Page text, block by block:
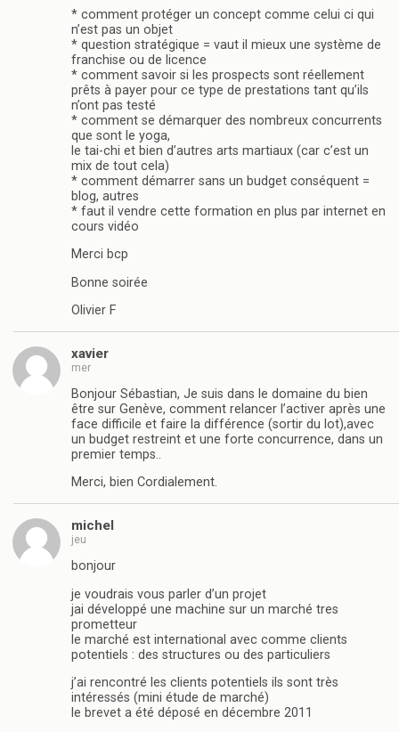
* comment protéger un concept comme celui ci qui
n’est pas un objet
* question stratégique = vaut il mieux une système de
franchise ou de licence
* comment savoir si les prospects sont réellement
prêts à payer pour ce type de prestations tant qu’ils
n’ont pas testé
* comment se démarquer des nombreux concurrents
que sont le yoga,
le tai-chi et bien d’autres arts martiaux (car c’est un
mix de tout cela)
* comment démarrer sans un budget conséquent =
blog, autres
* faut il vendre cette formation en plus par internet en
cours vidéo
Merci bcp
Bonne soirée
Olivier F
xavier
mer
Bonjour Sébastian, Je suis dans le domaine du bien
être sur Genève, comment relancer l’activer après une
face difficile et faire la différence (sortir du lot),avec
un budget restreint et une forte concurrence, dans un
premier temps..
Merci, bien Cordialement.
michel
jeu
bonjour
je voudrais vous parler d’un projet
jai développé une machine sur un marché tres
prometteur
le marché est international avec comme clients
potentiels : des structures ou des particuliers
j’ai rencontré les clients potentiels ils sont très
intéressés (mini étude de marché)
le brevet a été déposé en décembre 2011